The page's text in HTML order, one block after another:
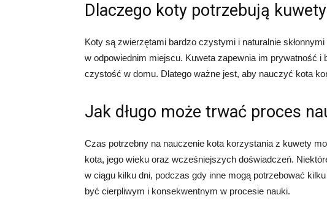
Dlaczego koty potrzebują
Koty są zwierzętami bardzo czystymi i naturalnie
w odpowiednim miejscu. Kuweta zapewnia im prywatność
czystość w domu. Dlatego ważne jest, aby nauczyć kota
Jak długo może trwać proces
Czas potrzebny na nauczenie kota korzystania z kuwety
kota, jego wieku oraz wcześniejszych doświadczeń.
w ciągu kilku dni, podczas gdy inne mogą potrzebować
być cierpliwym i konsekwentnym w procesie nauki.